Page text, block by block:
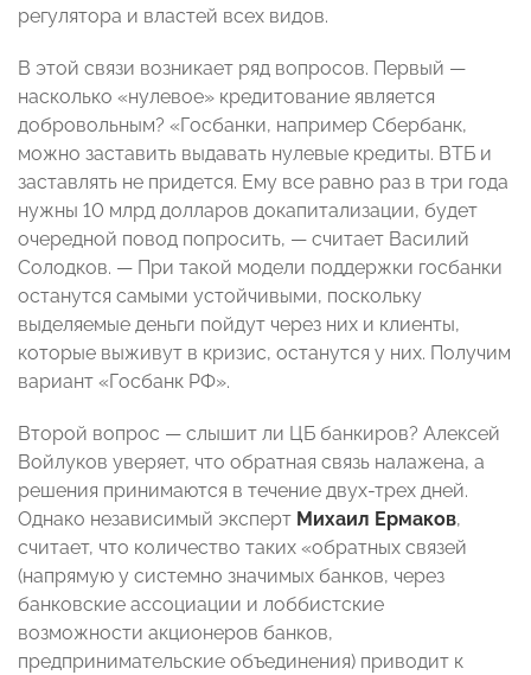
регулятора и властей всех видов.
В этой связи возникает ряд вопросов. Первый —
насколько «нулевое» кредитование является
добровольным? «Госбанки, например Сбербанк,
можно заставить выдавать нулевые кредиты. ВТБ и
заставлять не придется. Ему все равно раз в три года
нужны 10 млрд долларов докапитализации, будет
очередной повод попросить, — считает Василий
Солодков. — При такой модели поддержки госбанки
останутся самыми устойчивыми, поскольку
выделяемые деньги пойдут через них и клиенты,
которые выживут в кризис, останутся у них. Получим
вариант «Госбанк РФ».
Второй вопрос — слышит ли ЦБ банкиров? Алексей
Войлуков уверяет, что обратная связь налажена, а
решения принимаются в течение двух-трех дней.
Однако независимый эксперт Михаил Ермаков,
считает, что количество таких «обратных связей
(напрямую у системно значимых банков, через
банковские ассоциации и лоббистские
возможности акционеров банков,
предпринимательские объединения) приводит к